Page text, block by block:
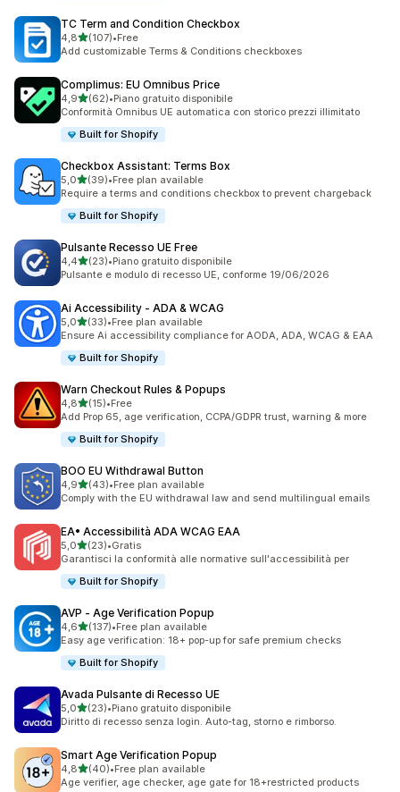
TC Term and Condition Checkbox
4,8stelle su 5
(107)
107 recensioni totali
•Free
Add customizable Terms & Conditions checkboxes
Complimus: EU Omnibus Price
4,9stelle su 5
(62)
62 recensioni totali
•Piano gratuito disponibile
Conformità Omnibus UE automatica con storico prezzi illimitato
Built for Shopify
Checkbox Assistant: Terms Box
5,0stelle su 5
(39)
39 recensioni totali
•Free plan available
Require a terms and conditions checkbox to prevent chargeback
Built for Shopify
Pulsante Recesso UE Free
4,4stelle su 5
(23)
23 recensioni totali
•Piano gratuito disponibile
Pulsante e modulo di recesso UE, conforme 19/06/2026
Ai Accessibility ‑ ADA & WCAG
5,0stelle su 5
(33)
33 recensioni totali
•Free plan available
Ensure Ai accessibility compliance for AODA, ADA, WCAG & EAA
Built for Shopify
Warn Checkout Rules & Popups
4,8stelle su 5
(15)
15 recensioni totali
•Free
Add Prop 65, age verification, CCPA/GDPR trust, warning & more
Built for Shopify
BOO EU Withdrawal Button
4,9stelle su 5
(43)
43 recensioni totali
•Free plan available
Comply with the EU withdrawal law and send multilingual emails
EA• Accessibilità ADA WCAG EAA
5,0stelle su 5
(23)
23 recensioni totali
•Gratis
Garantisci la conformità alle normative sull'accessibilità per
Built for Shopify
AVP ‑ Age Verification Popup
4,6stelle su 5
(137)
137 recensioni totali
•Free plan available
Easy age verification: 18+ pop-up for safe premium checks
Built for Shopify
Avada Pulsante di Recesso UE
5,0stelle su 5
(23)
23 recensioni totali
•Piano gratuito disponibile
Diritto di recesso senza login. Auto-tag, storno e rimborso.
Smart Age Verification Popup
4,8stelle su 5
(40)
40 recensioni totali
•Free plan available
Age verifier, age checker, age gate for 18+restricted products